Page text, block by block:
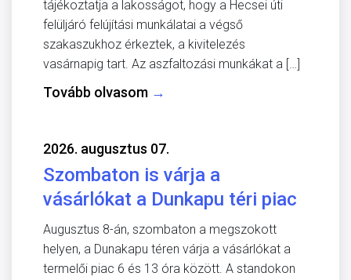
tájékoztatja a lakosságot, hogy a Hecsei úti
felüljáró felújítási munkálatai a végső
szakaszukhoz érkeztek, a kivitelezés
vasárnapig tart. Az aszfaltozási munkákat a […]
Tovább olvasom →
2026. augusztus 07.
Szombaton is várja a
vásárlókat a Dunkapu téri piac
Augusztus 8-án, szombaton a megszokott
helyen, a Dunakapu téren várja a vásárlókat a
termelői piac 6 és 13 óra között. A standokon